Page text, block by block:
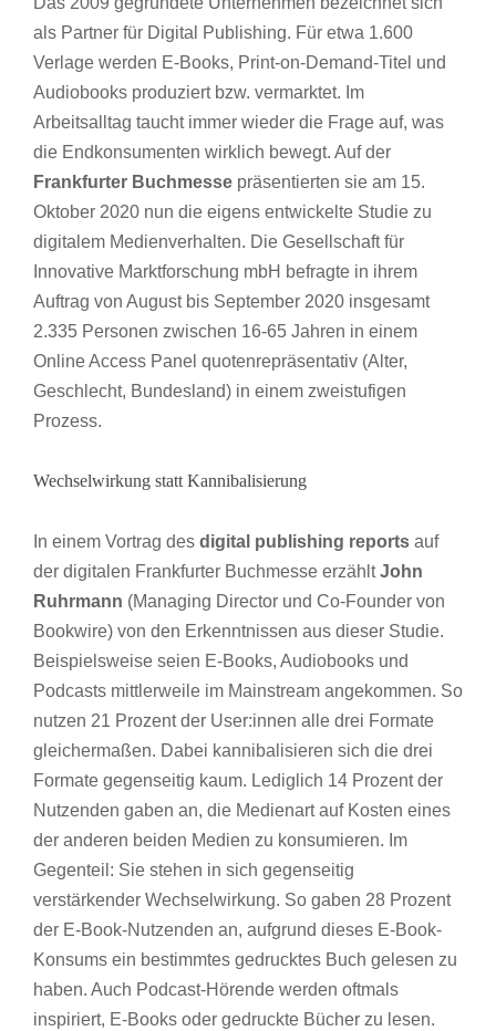
als Partner für Digital Publishing. Für etwa 1.600
Verlage werden E-Books, Print-on-Demand-Titel und
Audiobooks produziert bzw. vermarktet. Im
Arbeitsalltag taucht immer wieder die Frage auf, was
die Endkonsumenten wirklich bewegt. Auf der
Frankfurter Buchmesse präsentierten sie am 15.
Oktober 2020 nun die eigens entwickelte Studie zu
digitalem Medienverhalten. Die Gesellschaft für
Innovative Marktforschung mbH befragte in ihrem
Auftrag von August bis September 2020 insgesamt
2.335 Personen zwischen 16-65 Jahren in einem
Online Access Panel quotenrepräsentativ (Alter,
Geschlecht, Bundesland) in einem zweistufigen
Prozess.
Wechselwirkung statt Kannibalisierung
In einem Vortrag des digital publishing reports auf
der digitalen Frankfurter Buchmesse erzähltJohn
Ruhrmann (Managing Director und Co-Founder von
Bookwire) von den Erkenntnissen aus dieser Studie.
Beispielsweise seien E-Books, Audiobooks und
Podcasts mittlerweile im Mainstream angekommen. So
nutzen 21 Prozent der User:innen alle drei Formate
gleichermaßen. Dabei kannibalisieren sich die drei
Formate gegenseitig kaum. Lediglich 14 Prozent der
Nutzenden gaben an, die Medienart auf Kosten eines
der anderen beiden Medien zu konsumieren. Im
Gegenteil: Sie stehen in sich gegenseitig
verstärkender Wechselwirkung. So gaben 28 Prozent
der E-Book-Nutzenden an, aufgrund dieses E-Book-
Konsums ein bestimmtes gedrucktes Buch gelesen zu
haben. Auch Podcast-Hörende werden oftmals
inspiriert, E-Books oder gedruckte Bücher zu lesen.